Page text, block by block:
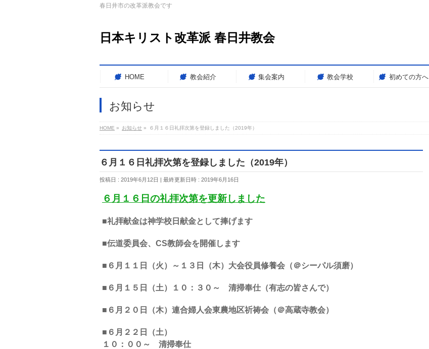
春日井市の改革派教会です
日本キリスト改革派 春日井教会
HOME 教会紹介 集会案内 教会学校 初めての方へ
お知らせ
HOME » お知らせ » ６月１６日礼拝次第を登録しました（2019年）
６月１６日礼拝次第を登録しました（2019年）
投稿日 : 2019年6月12日 最終更新日時 : 2019年6月16日
６月１６日の礼拝次第を更新しました
■礼拝献金は神学校日献金として捧げます
■伝道委員会、CS教師会を開催します
■６月１１日（火）～１３日（木）大会役員修養会（＠シーパル須磨）
■６月１５日（土）１０：３０～ 清掃奉仕（有志の皆さんで）
■６月２０日（木）連合婦人会東農地区祈祷会（＠高蔵寺教会）
■６月２２日（土）
１０：００～ 清掃奉仕